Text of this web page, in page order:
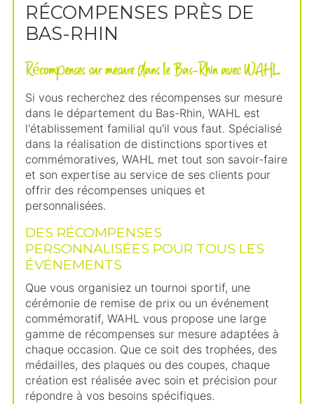
RÉCOMPENSES PRÈS DE
BAS-RHIN
Récompenses sur mesure dans le Bas-Rhin avec WAHL
Si vous recherchez des récompenses sur mesure
dans le département du Bas-Rhin, WAHL est
l'établissement familial qu'il vous faut. Spécialisé
dans la réalisation de distinctions sportives et
commémoratives, WAHL met tout son savoir-faire
et son expertise au service de ses clients pour
offrir des récompenses uniques et
personnalisées.
DES RÉCOMPENSES
PERSONNALISÉES POUR TOUS LES
ÉVÉNEMENTS
Que vous organisiez un tournoi sportif, une
cérémonie de remise de prix ou un événement
commémoratif, WAHL vous propose une large
gamme de récompenses sur mesure adaptées à
chaque occasion. Que ce soit des trophées, des
médailles, des plaques ou des coupes, chaque
création est réalisée avec soin et précision pour
répondre à vos besoins spécifiques.